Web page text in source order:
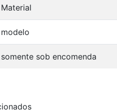
Material
modelo
somente sob encomenda